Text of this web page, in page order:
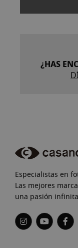
¿HAS
Especialistas en
Las mejores
una pasión